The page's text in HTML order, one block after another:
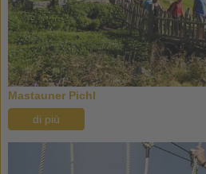
Mastauner Pichl
di più